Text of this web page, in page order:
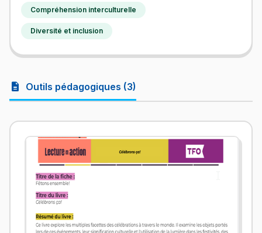
Compréhension interculturelle
Diversité et inclusion
description Outils pédagogiques (3)